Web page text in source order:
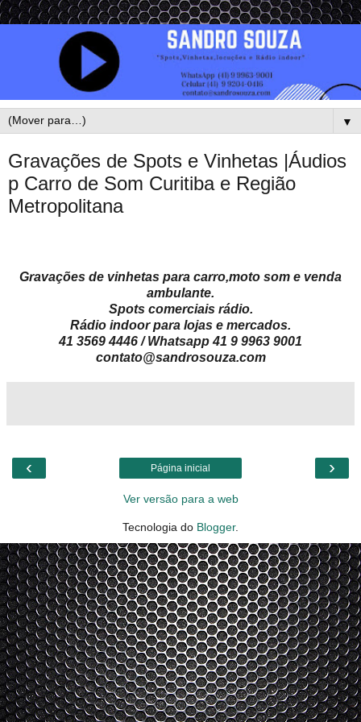
▼
Gravações de Spots e Vinhetas |Áudios
p Carro de Som Curitiba e Região
Metropolitana
Gravações de vinhetas para carro,moto som e venda
ambulante.
Spots comerciais rádio.
Rádio indoor para lojas e mercados.
41 3569 4446 / Whatsapp 41 9 9963 9001
contato@sandrosouza.com
‹ ›
Página inicial
Ver versão para a web
Tecnologia do Blogger.